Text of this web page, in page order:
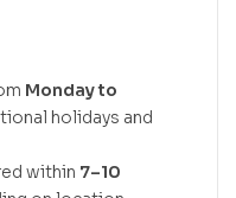
Monday to
holidays and
within 7–10